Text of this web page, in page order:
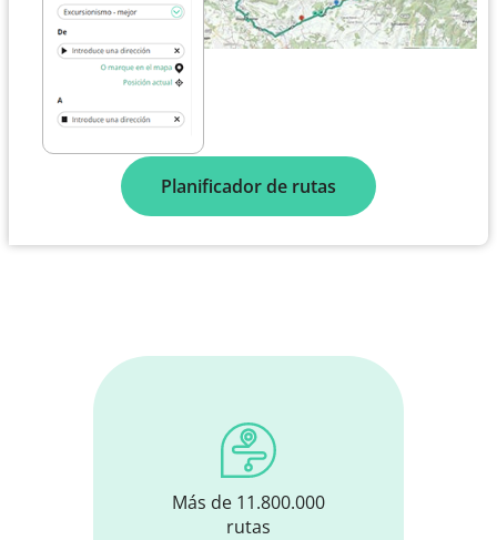
Planificador de rutas
Más de 11.800.000
rutas